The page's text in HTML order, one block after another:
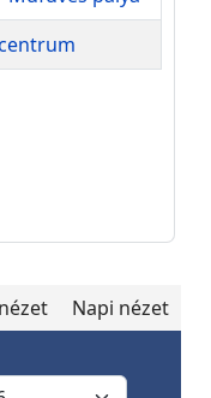
Napi nézet